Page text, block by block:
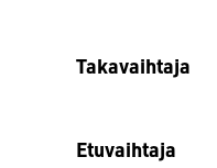
Takavaihtaja
Etuvaihtaja